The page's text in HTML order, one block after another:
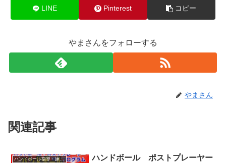
LINE Pinterest コピー
やまさんをフォローする
やまさん
関連記事
ハンドボール指導・練習法
ハンドボール ポストプレーヤー